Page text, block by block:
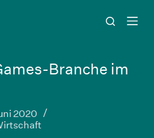
Branche im
2020